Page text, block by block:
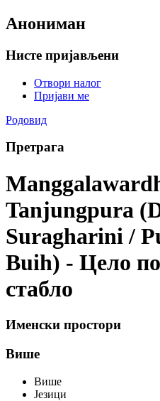
Анониман
Нисте пријављени
Отвори налог
Пријави ме
Родовид
Претрага
Tanjungpura
Suragharini /
Buih) - Цело
стабло
Именски простори
Више
Више
Језици